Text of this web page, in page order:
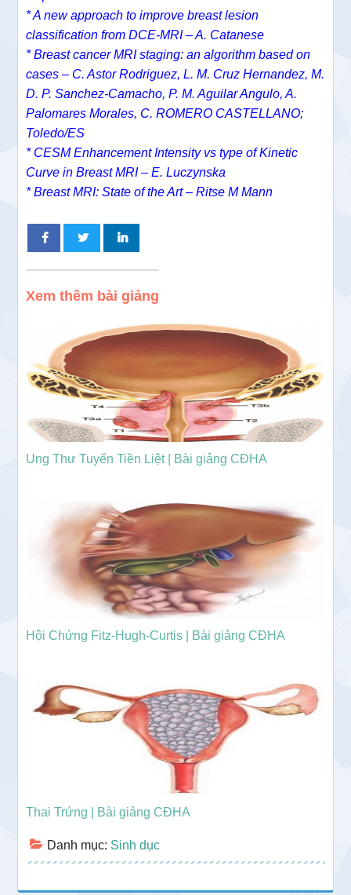
* A new approach to improve breast lesion
classification from DCE-MRI – A. Catanese
* Breast cancer MRI staging: an algorithm based on
cases – C. Astor Rodriguez, L. M. Cruz Hernandez, M.
D. P. Sanchez-Camacho, P. M. Aguilar Angulo, A.
Palomares Morales, C. ROMERO CASTELLANO;
Toledo/ES
* CESM Enhancement Intensity vs type of Kinetic
Curve in Breast MRI – E. Luczynska
* Breast MRI: State of the Art – Ritse M Mann
Xem thêm bài giảng
Ung Thư Tuyến Tiền Liệt | Bài giảng CĐHA
Hội Chứng Fitz-Hugh-Curtis | Bài giảng CĐHA
Thai Trứng | Bài giảng CĐHA
Danh mục: Sinh dục